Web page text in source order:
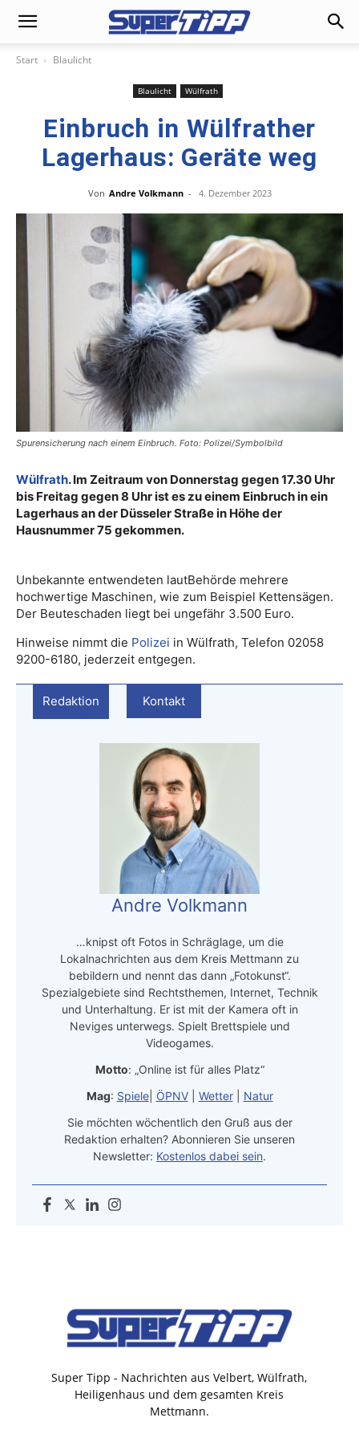
Start Blaulicht
Blaulicht Wülfrath
Einbruch in Wülfrather
Lagerhaus: Geräte weg
Von Andre Volkmann - 4. Dezember 2023
Spurensicherung nach einem Einbruch. Foto: Polizei/Symbolbild
Wülfrath. Im Zeitraum von Donnerstag gegen 17.30 Uhr
bis Freitag gegen 8 Uhr ist es zu einem Einbruch in ein
Lagerhaus an der Düsseler Straße in Höhe der
Hausnummer 75 gekommen.
Unbekannte entwendeten lautBehörde mehrere
hochwertige Maschinen, wie zum Beispiel Kettensägen.
Der Beuteschaden liegt bei ungefähr 3.500 Euro.
Hinweise nimmt die Polizei in Wülfrath, Telefon 02058
9200-6180, jederzeit entgegen.
Redaktion Kontakt
Andre Volkmann
…knipst oft Fotos in Schräglage, um die
Lokalnachrichten aus dem Kreis Mettmann zu
bebildern und nennt das dann „Fotokunst“.
Spezialgebiete sind Rechtsthemen, Internet, Technik
und Unterhaltung. Er ist mit der Kamera oft in
Neviges unterwegs. Spielt Brettspiele und
Videogames.
Motto: „Online ist für alles Platz“
Mag: Spiele| ÖPNV| Wetter| Natur
Sie möchten wöchentlich den Gruß aus der
Redaktion erhalten? Abonnieren Sie unseren
Newsletter: Kostenlos dabei sein.
Super Tipp - Nachrichten aus Velbert, Wülfrath,
Heiligenhaus und dem gesamten Kreis
Mettmann.